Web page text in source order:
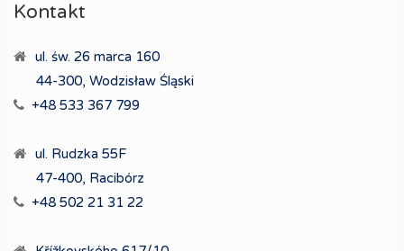
Kontakt
ul. św. 26 marca 160
44-300, Wodzisław Śląski
+48 533 367 799
ul. Rudzka 55F
47-400, Racibórz
+48 502 21 31 22